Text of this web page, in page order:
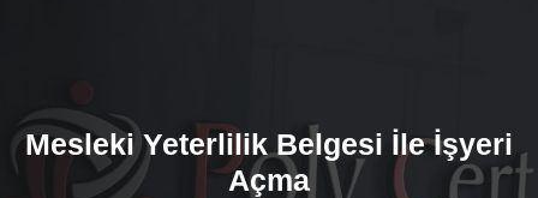
Mesleki Yeterlilik Belgesi İle İşyeri
Açma